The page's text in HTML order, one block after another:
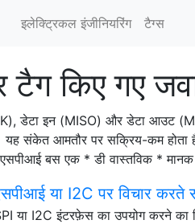
इलेक्ट्रिकल इंजीनियरिंग टैग्‍स
टैग किए गए
डेटा इन (MISO) और डेटा आउट
संकेत आमतौर पर सक्रिय-कम होता
बस एक * डी वास्तविक * मानक
या I2C पर विचार
या I2C इंटरफ़ेस का उपयोग करने का